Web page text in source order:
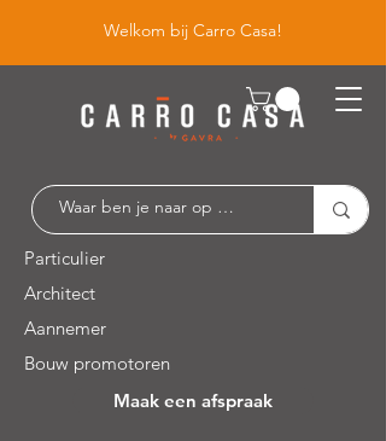
Welkom bij Carro Casa!
Particulier
Architect
Aannemer
Bouw promotoren
Maak een afspraak